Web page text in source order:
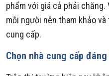
phẩm với giá cả phải
mỗi người nên tham khảo
cung cấp.
Chọn nhà cung cấp